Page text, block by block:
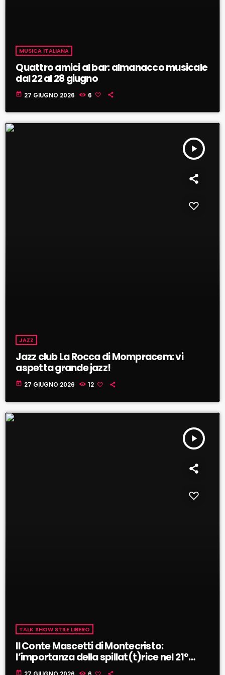
MUSICA ITALIANA
Quattro amici al bar: almanacco musicale
dal 22 al 28 giugno
today 27 GIUGNO 2026 6
play_arrow
JAZZ
Jazz club La Rocca di Mompracem: vi
aspetta grande jazz!
today 27 GIUGNO 2026 12
play_arrow
TALK SHOW STILE LIBERO
Il Conte Mascetti di Montecristo:
l’importanza della spillat(t)rice nel 21°
secolo!
today